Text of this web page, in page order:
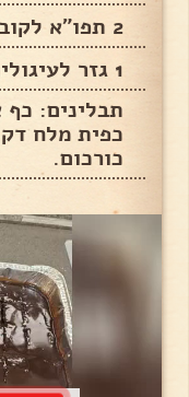
2 תפו"א לקוביות
1 גזר לעיגולים
כפית מלח
כורכום.